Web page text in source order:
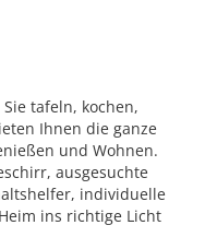
tafeln, kochen,
Ihnen die ganze
und Wohnen.
ausgesuchte
individuelle
ins richtige Licht